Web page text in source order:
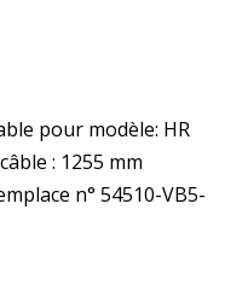
pour modèle: HR
: 1255 mm
n° 54510-VB5-